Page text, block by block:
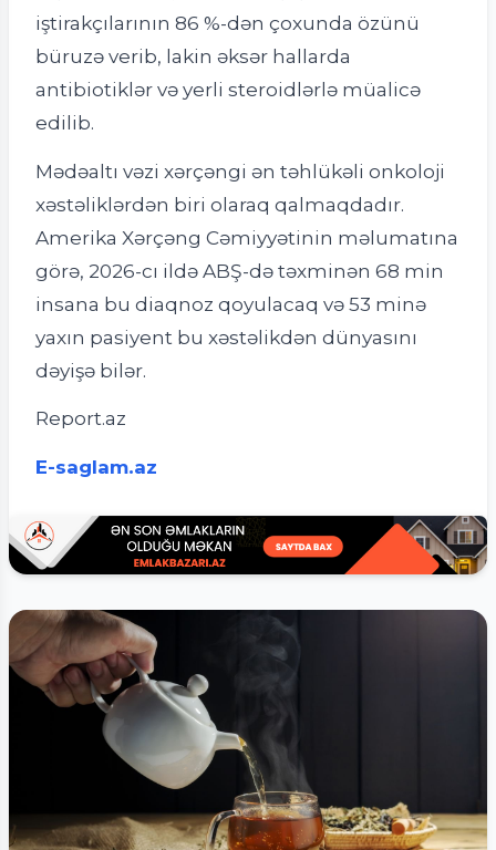
iştirakçılarının 86 %-dən çoxunda özünü
büruzə verib, lakin əksər hallarda
antibiotiklər və yerli steroidlərlə müalicə
edilib.
Mədəaltı vəzi xərçəngi ən təhlükəli onkoloji
xəstəliklərdən biri olaraq qalmaqdadır.
Amerika Xərçəng Cəmiyyətinin məlumatına
görə, 2026-cı ildə ABŞ-də təxminən 68 min
insana bu diaqnoz qoyulacaq və 53 minə
yaxın pasiyent bu xəstəlikdən dünyasını
dəyişə bilər.
Report.az
E-saglam.az